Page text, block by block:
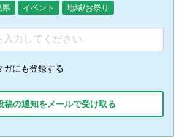
県 イベント 地域/お祭り
ガにも登録する
稿の通知をメールで受け取る